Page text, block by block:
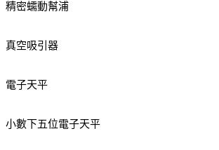
精密蠕動幫浦
真空吸引器
電子天平
小數下五位電子天平